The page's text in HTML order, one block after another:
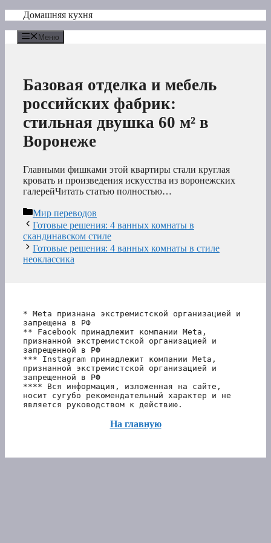
Перейти
содержимому
Домашняя кухня
Меню
Базовая отделка и мебель
российских фабрик:
стильная двушка 60 м² в
Воронеже
Главными фишками этой квартиры стали круглая
кровать и произведения искусства из воронежских
галерейЧитать статью полностью…
Рубрики
Мир переводов
Готовые решения: 4 ванных комнаты в
скандинавском стиле
Готовые решения: 4 ванных комнаты в стиле
неоклассика
* Meta признана экстремистской организацией и
запрещена в РФ
** Facebook принадлежит компании Meta,
признанной экстремистской организацией и
запрещенной в РФ
*** Instagram принадлежит компании Meta,
признанной экстремистской организацией и
запрещенной в РФ
**** Вся информация, изложенная на сайте,
носит сугубо рекомендательный характер и не
является руководством к действию.
На главную